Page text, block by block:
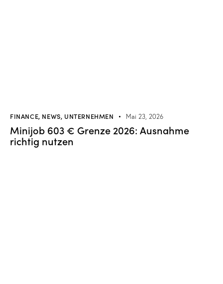
FINANCE, NEWS, UNTERNEHMEN Mai 23, 2026
Minijob 603 € Grenze 2026: Ausnahme
richtig nutzen